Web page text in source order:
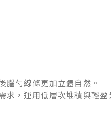
腦勺線條更加立體自然。
求，運用低層次堆積與輕